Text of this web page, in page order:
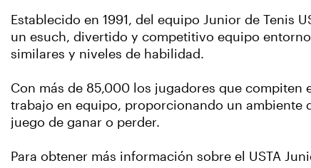
Establecido en 1991, del equipo Junior de Tenis
un esuch, divertido y competitivo equipo
similares y niveles de habilidad.
Con más de 85,000 los jugadores que compiten
trabajo en equipo, proporcionando un ambiente
juego de ganar o perder.
Para obtener más información sobre el USTA